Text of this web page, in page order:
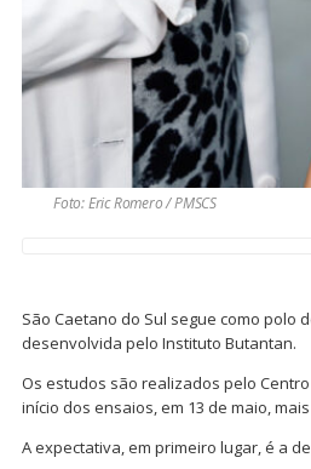
Foto: Eric Romero / PMSCS
São Caetano do Sul segue como polo
desenvolvida pelo Instituto Butantan.
Os estudos são realizados pelo
início dos ensaios, em 13 de maio,
A expectativa, em primeiro lugar, é a